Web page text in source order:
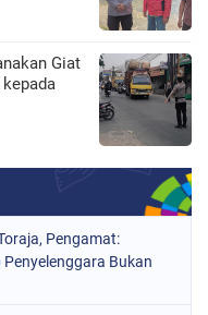
Giat
Pengamat:
Bukan